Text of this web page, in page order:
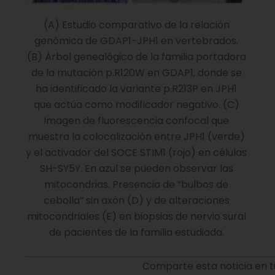
(A) Estudio comparativo de la relación
genómica de GDAP1-JPH1 en vertebrados.
(B) Árbol genealógico de la familia portadora
de la mutación p.R120W en GDAP1, donde se
ha identificado la variante p.R213P en JPH1
que actúa como modificador negativo. (C)
Imagen de fluorescencia confocal que
muestra la colocalización entre JPH1 (verde)
y el activador del SOCE STIM1 (rojo) en células
SH-SY5Y. En azul se pueden observar las
mitocondrias. Presencia de “bulbos de
cebolla” sin axón (D) y de alteraciones
mitocondriales (E) en biopsias de nervio sural
de pacientes de la familia estudiada.
Comparte esta noticia en